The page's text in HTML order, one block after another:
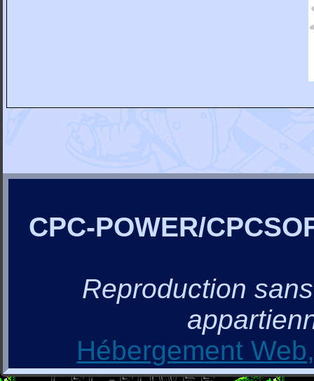
CPC-POWER/
Reproduction
Hébergement